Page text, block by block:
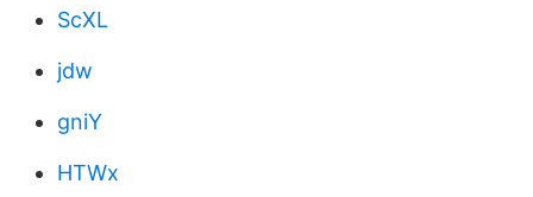
ScXL
jdw
gniY
HTWx